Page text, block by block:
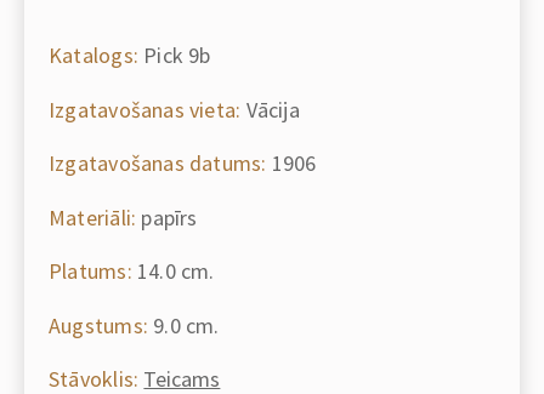
Katalogs: Pick 9b
Izgatavošanas vieta: Vācija
Izgatavošanas datums: 1906
Materiāli: papīrs
Platums: 14.0 cm.
Augstums: 9.0 cm.
Stāvoklis: Teicams